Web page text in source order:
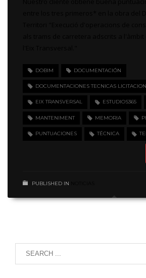
DOBIM DOCUMENTACIÓN
DOCUMENTACIONES TECNICAS
EIX TRANSVERSAL ESTUDIOS365
MANTENIMENT MEMORIA
PUNTUACIONES TÉCNICA
PUBLISHED IN